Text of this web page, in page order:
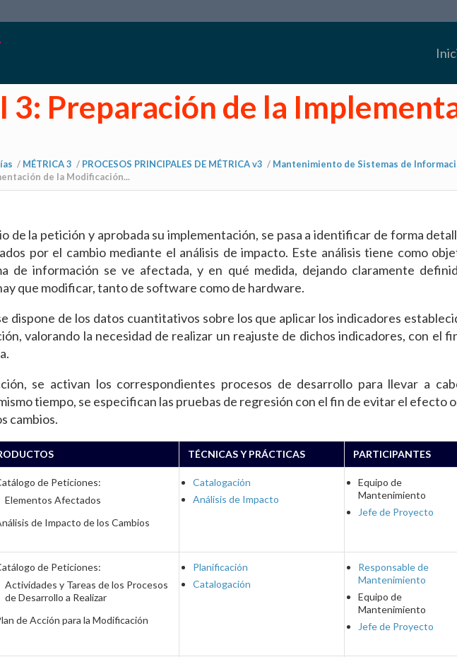
3: Preparación de la
/ MÉTRICA 3 / PROCESOS PRINCIPALES DE MÉTRICA v3 / Mantenimiento de Sistemas de
de la Modificación...
de la petición y aprobada su implementación, se pasa a identificar de forma
por el cambio mediante el análisis de impacto. Este análisis tiene como
de información se ve afectada, y en qué medida, dejando claramente
que modificar, tanto de software como de hardware.
dispone de los datos cuantitativos sobre los que aplicar los indicadores
valorando la necesidad de realizar un reajuste de dichos indicadores, con el
se activan los correspondientes procesos de desarrollo para llevar a
tiempo, se especifican las pruebas de regresión con el fin de evitar el efecto
cambios.
TÉCNICAS Y PRÁCTICAS PARTICIPANTES
de Peticiones:
Elementos Afectados
de Impacto de los Cambios
Catalogación
Análisis de Impacto
Equipo de
Mantenimiento
Jefe de Proyecto
de Peticiones:
Actividades y Tareas de los Procesos
de Desarrollo a Realizar
de Acción para la Modificación
Planificación
Catalogación
Responsable de
Mantenimiento
Equipo de
Mantenimiento
Jefe de Proyecto